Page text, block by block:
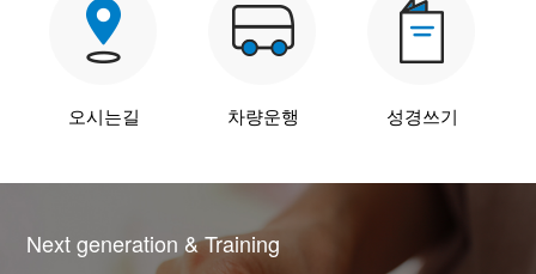
교육과 훈련
영아부
청소년부
오시는길 차량운행 성경쓰기
Next generation & Training